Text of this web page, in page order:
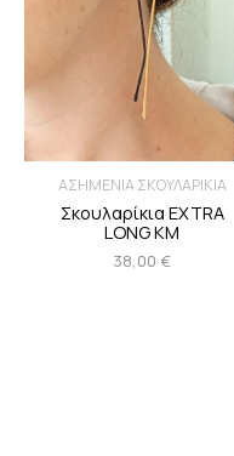
ΑΣΗΜΕΝΙΑ ΣΚΟΥΛΑΡΙΚΙΑ
Σκουλαρίκια EXTRA
LONG ΚΜ
38,00 €